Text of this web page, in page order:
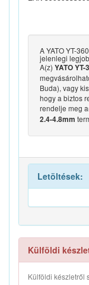
A YATO YT-
jelenlegi
A(z) YATO
Buda), vagy
hogy a biztos
rendelje meg
2.4-4.8mm
Letöltések:
Külföldi
Külföldi készletről